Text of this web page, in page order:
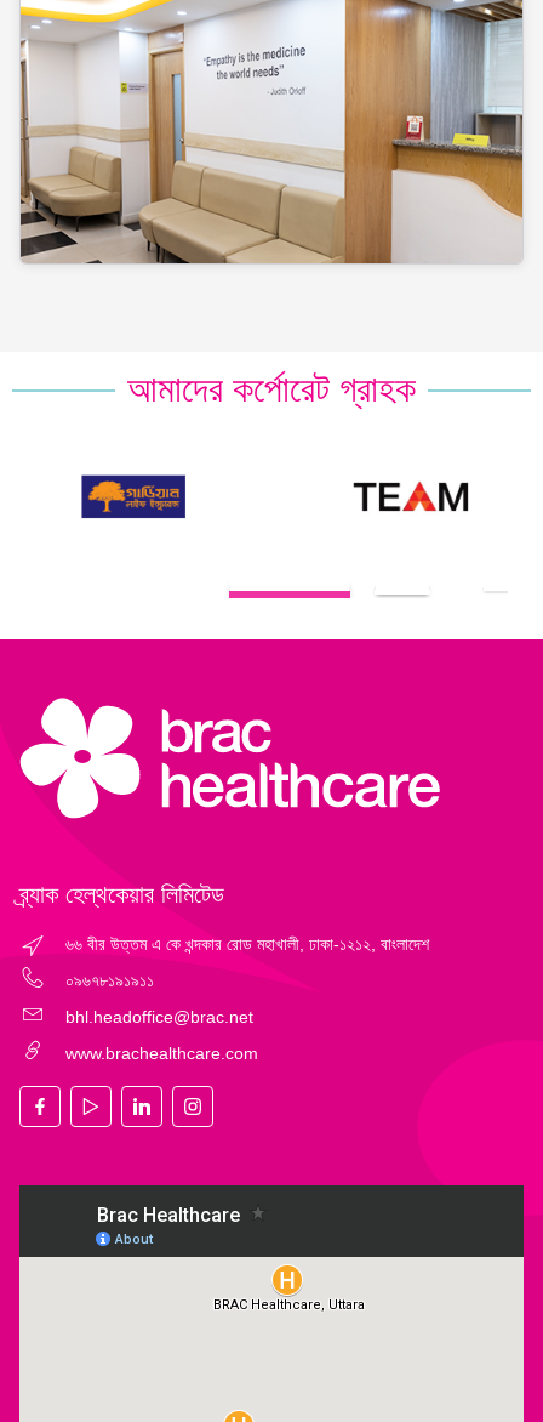
আমাদের কর্পোরেট গ্রাহক
ব্র্যাক হেল্‌থকেয়ার লিমিটেড
৬৬ বীর উত্তম এ কে খন্দকার রোড মহাখালী, ঢাকা-১২১২, বাংলাদেশ
০৯৬৭৮১৯১৯১১
bhl.headoffice@brac.net
www.brachealthcare.com